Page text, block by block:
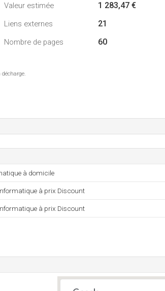
Valeur estimée 1 283,47 €
Liens externes 21
Nombre de pages 60
à domicile
à prix Discount
à prix Discount